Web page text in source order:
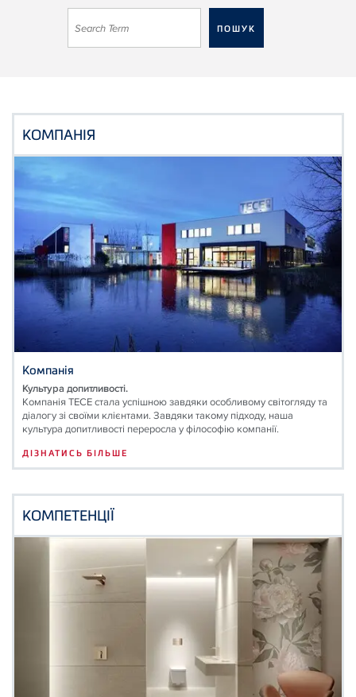
КОМПАНІЯ
Компанія
Культура допитливості.
Компанія ТЕСЕ стала успішною завдяки особливому світогляду та
діалогу зі своїми клієнтами. Завдяки такому підходу, наша
культура допитливості переросла у філософію компанії.
ДІЗНАТИСЬ БІЛЬШЕ
КОМПЕТЕНЦІЇ